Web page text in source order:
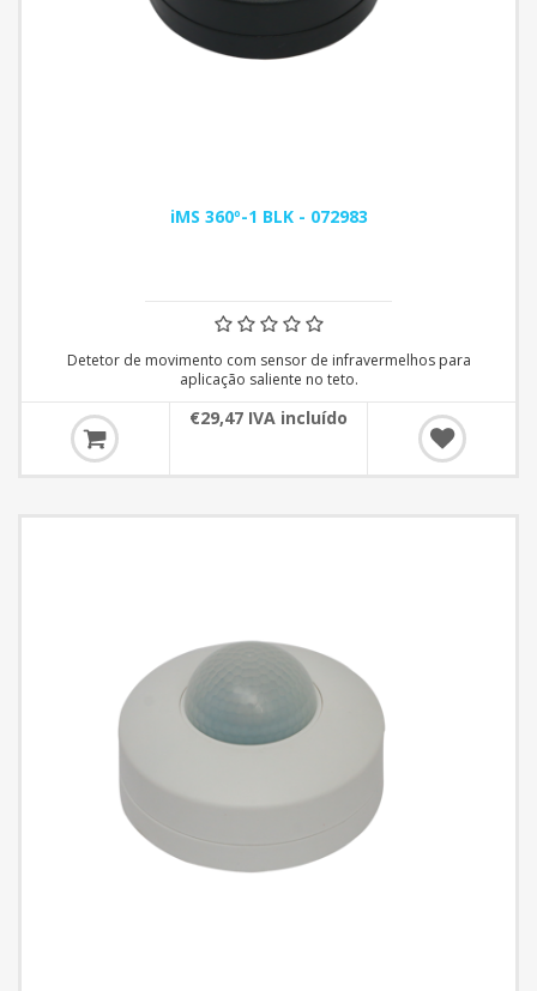
iMS 360º-1 BLK - 072983
Detetor de movimento com sensor de infravermelhos para
aplicação saliente no teto.
€29,47 IVA incluído